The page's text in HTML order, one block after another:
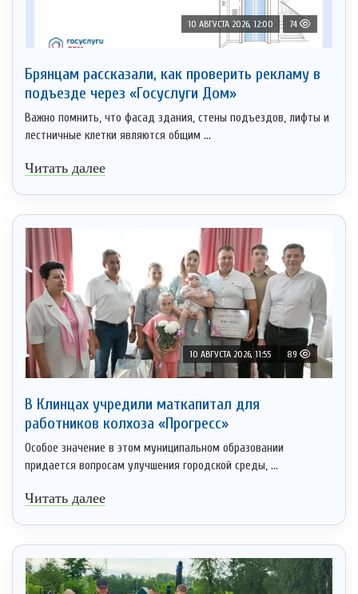
10 АВГУСТА 2026, 12:00 74
Брянцам рассказали, как проверить рекламу в
подъезде через «Госуслуги Дом»
Важно помнить, что фасад здания, стены подъездов, лифты и
лестничные клетки являются общим ...
Читать далее
10 АВГУСТА 2026, 11:55 89
В Клинцах учредили маткапитал для
работников колхоза «Прогресс»
Особое значение в этом муниципальном образовании
придается вопросам улучшения городской среды, ...
Читать далее